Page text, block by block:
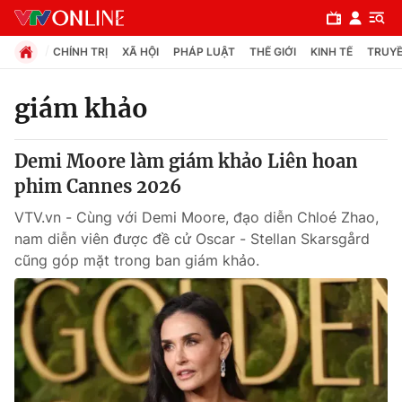
Chuyên mục
Chính trị
Xã hội
Pháp luật
Y tế
Thế giới
CHÍNH TRỊ XÃ HỘI PHÁP LUẬT THẾ GIỚI KINH TẾ
giám khảo
Demi Moore làm giám khảo Liên hoan
phim Cannes 2026
VTV.vn - Cùng với Demi Moore, đạo diễn Chloé Zhao,
nam diễn viên được đề cử Oscar - Stellan Skarsgård
cũng góp mặt trong ban giám khảo.